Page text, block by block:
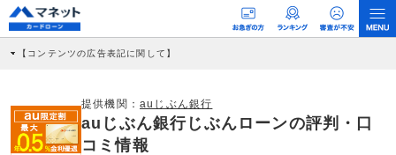
【コンテンツの広告表記に関して】
商品を根拠なくPRするものではなく、当編集部の調査／ユーザーへの口コミ収集な
どに基づき、公平性を担保した情報提供を行っています。
>提携企業一覧
提供機関： auじぶん銀行
auじぶん銀行じぶんローンの評判・口
コミ情報